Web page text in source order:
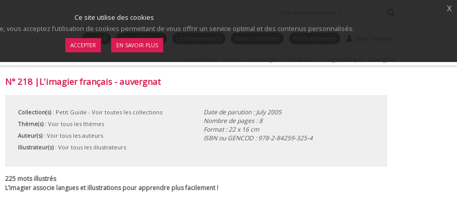
Accueil Les collections
N° 218 |L'imagier français - auvergnat
Collection(s): Petit Guide - Voir toutes les collections
Thème(s): Voir tous les thèmes
Auteur(s): Voir tous les auteurs
Illustrateur(s): Voir tous les illustrateurs
Date de parution : July 2005
Nombre de pages : 8
Format : 22 x 16 cm
ISBN ou GENCOD :978-2-84259-325-4
225 mots illustrés
L’imagier associe langues et illustrations pour apprendre plus facilement !
Ce site utilise des cookies
vous acceptez l’utilisation de cookies permettant de vous offrir un service optimal et des contenus personnalisés.
ACCEPTER EN SAVOIR PLUS
x